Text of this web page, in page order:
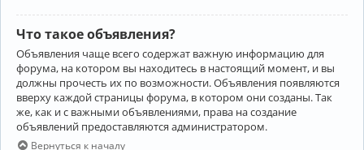
Что такое объявления?
Объявления чаще всего содержат важную информацию для
форума, на котором вы находитесь в настоящий момент, и вы
должны прочесть их по возможности. Объявления появляются
вверху каждой страницы форума, в котором они созданы. Так
же, как и с важными объявлениями, права на создание
объявлений предоставляются администратором.
Вернуться к началу